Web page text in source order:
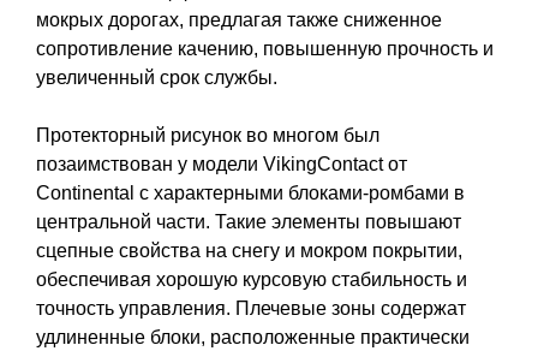
мокрых дорогах, предлагая также сниженное
сопротивление качению, повышенную прочность и
увеличенный срок службы.
Протекторный рисунок во многом был
позаимствован у модели VikingContact от
Continental с характерными блоками-ромбами в
центральной части. Такие элементы повышают
сцепные свойства на снегу и мокром покрытии,
обеспечивая хорошую курсовую стабильность и
точность управления. Плечевые зоны содержат
удлиненные блоки, расположенные практически